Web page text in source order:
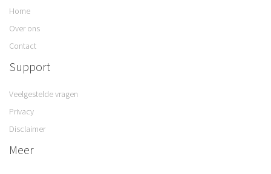
Home
Over ons
Contact
Support
Veelgestelde vragen
Privacy
Disclaimer
Meer